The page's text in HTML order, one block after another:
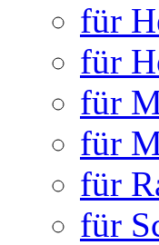
für
für
für
für
für
für